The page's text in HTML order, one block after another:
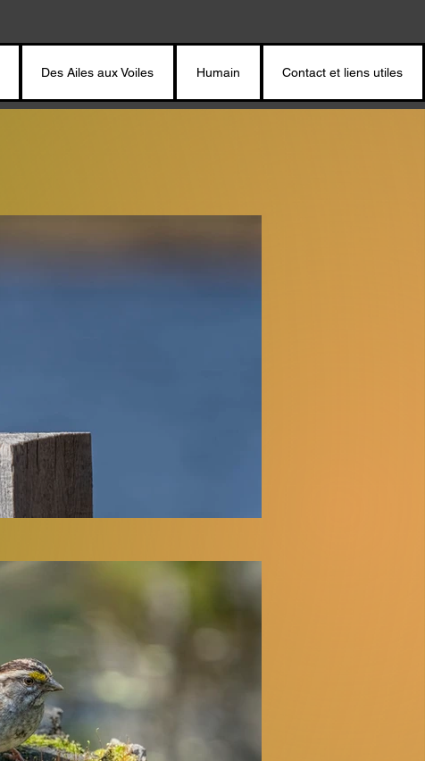
Des Ailes aux Voiles Humain Contact et liens utiles